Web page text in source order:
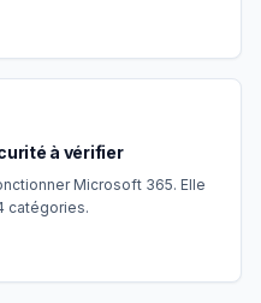
à vérifier
Microsoft 365. Elle
catégories.